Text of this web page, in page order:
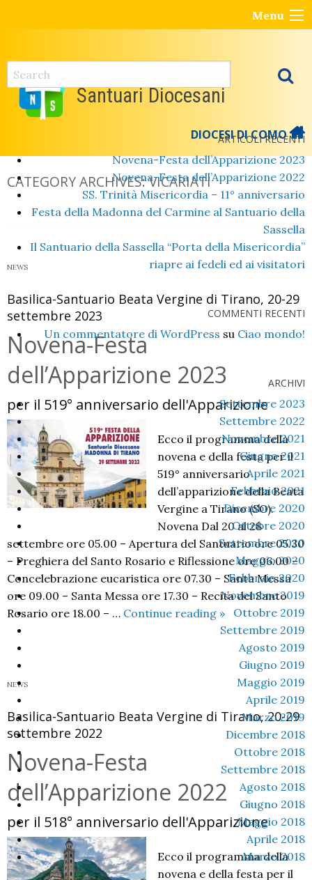
Menu
ARTICOLI RECENTI
Novena-Festa dell’Apparizione 2023
Novena-Festa dell’Apparizione 2022
SS. Trinità Misericordia – 11° anniversario
Festa della Madonna del Carmine al Santuario della
Sassella
Il Santuario della Sassella “Porta della Misericordia”
riapre ai fedeli ed ai visitatori
COMMENTI RECENTI
Un commentatore di WordPress su Ciao mondo!
ARCHIVI
Settembre 2023
Settembre 2022
Novembre 2021
Giugno 2021
Aprile 2021
Febbraio 2021
Dicembre 2020
Ottobre 2020
Settembre 2020
Maggio 2020
Febbraio 2020
Novembre 2019
Ottobre 2019
Settembre 2019
Agosto 2019
Giugno 2019
Maggio 2019
Aprile 2019
Marzo 2019
Dicembre 2018
Ottobre 2018
Settembre 2018
Agosto 2018
Giugno 2018
Maggio 2018
Aprile 2018
Marzo 2018
Santuari Diocesani
DIOCESI DI COMO
CATEGORY ARCHIVES:VICARIATI
NEWS
Basilica-Santuario Beata Vergine di Tirano, 20-29
settembre 2023
Novena-Festa
dell’Apparizione 2023
per il 519° anniversario dell'Apparizione
Ecco il programma della
novena e della festa per il
519° anniversario
dell’apparizione della Beata
Vergine a Tirano (SO).
Novena Dal 20 al 28
settembre ore 05.00 – Apertura del Santuario ore 05.30
– Preghiera del Santo Rosario e Riflessione ore 06.00 –
Concelebrazione eucaristica ore 07.30 – Santa Messa
ore 09.00 – Santa Messa ore 17.30 – Recita del Santo
Rosario ore 18.00 – … Continue reading Novena-
Festa
dell’Apparizione
2023
»
NEWS
Basilica-Santuario Beata Vergine di Tirano, 20-29
settembre 2022
Novena-Festa
dell’Apparizione 2022
per il 518° anniversario dell'Apparizione
Ecco il programma della
novena e della festa per il